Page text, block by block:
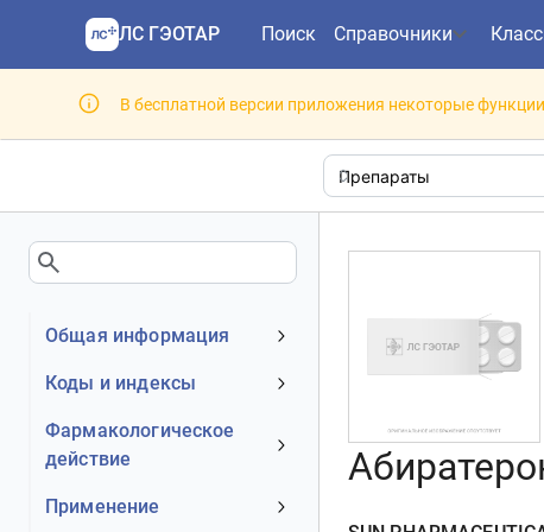
ЛС ГЭОТАР Поиск Справочники
В бесплатной версии приложения некоторые
Общая информация
Устаревшее наименование
Номер регистрационного
удостоверения РФ
Действующее вещество
Коды и индексы
АТХ код
МКБ-10 код
Фармакологическое
действие
Механизм действия
Применение